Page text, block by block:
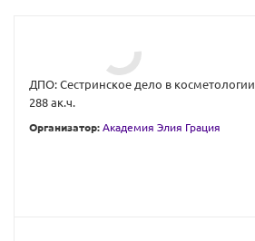
ДПО: Сестринское дело в косметологии
288 ак.ч.
Организатор: Академия Элия Грация